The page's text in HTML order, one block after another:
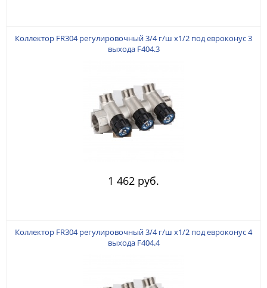
Коллектор FR304 регулировочный 3/4 г/ш х1/2 под евроконус 3
выхода F404.3
1 462 руб.
Коллектор FR304 регулировочный 3/4 г/ш х1/2 под евроконус 4
выхода F404.4